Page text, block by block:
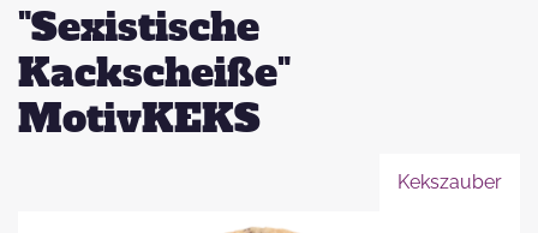
"Sexistische
Kackscheiße"
MotivKEKS
Kekszauber